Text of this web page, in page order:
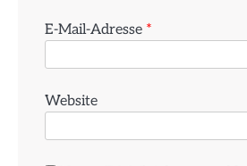
E-Mail-Adresse *
Website